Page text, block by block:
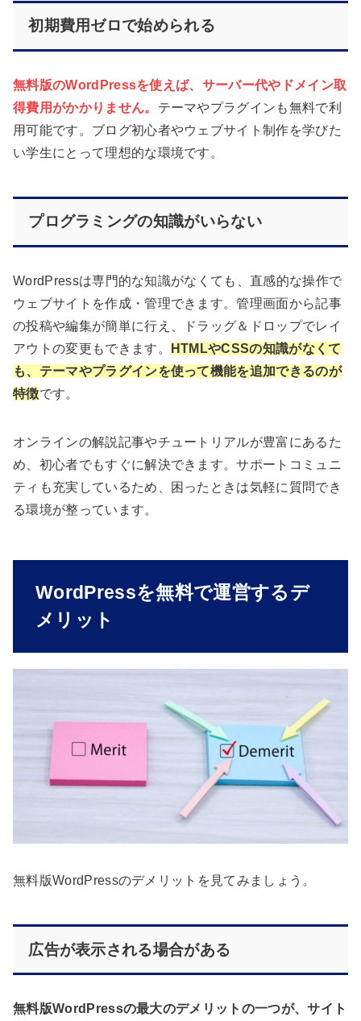
初期費用ゼロで始められる
無料版のWordPressを使えば、サーバー代やドメイン取
得費用がかかりません。 テーマやプラグインも無料で利
用可能です。ブログ初心者やウェブサイト制作を学びた
い学生にとって理想的な環境です。
プログラミングの知識がいらない
WordPressは専門的な知識がなくても、直感的な操作で
ウェブサイトを作成・管理できます。管理画面から記事
の投稿や編集が簡単に行え、ドラッグ＆ドロップでレイ
アウトの変更もできます。
HTMLやCSSの知識がなくて
も、テーマやプラグインを使って機能を追加できるのが
特徴です。
オンラインの解説記事やチュートリアルが豊富にあるた
め、初心者でもすぐに解決できます。サポートコミュニ
ティも充実しているため、困ったときは気軽に質問でき
る環境が整っています。
WordPressを無料で運営するデ
メリット
無料版WordPressのデメリットを見てみましょう。
広告が表示される場合がある
無料版WordPressの最大のデメリットの一つが、サイト